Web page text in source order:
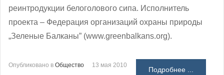
реинтродукции белоголового сипа. Исполнитель
проекта – Федерация организаций охраны природы
„Зеленые Балканы” (www.greenbalkans.org).
Опубликовано в Общество 13 мая 2010
Подробнее ...